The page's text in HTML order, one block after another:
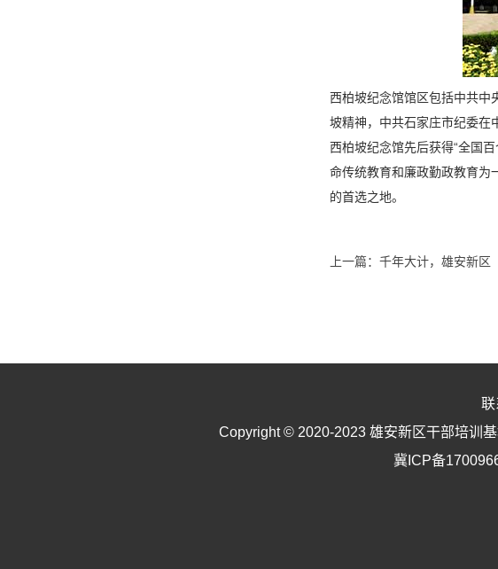
西柏坡纪念馆馆区包括中共中
坡精神，中共石家庄市纪委在
西柏坡纪念馆先后获得“全国
命传统教育和廉政勤政教育为
的首选之地。
上一篇： 千年大计，雄安新区
联
Copyright © 2020-2023 雄安新区干部培训
冀ICP备